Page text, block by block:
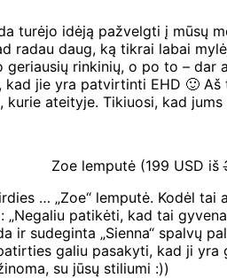
turėjo idėją pažvelgti į mūsų
radau daug, ką tikrai labai
rinkinių, o po to –
jie yra patvirtinti EHD 🙂 Aš
ateityje. Tikiuosi, kad
Zoe lemputė (199 USD iš
… „Zoe“ lemputė. Kodėl
patikėti, kad tai
ir sudeginta „Sienna“ spalvų
galiu pasakyti, kad ji
su jūsų stiliumi :))